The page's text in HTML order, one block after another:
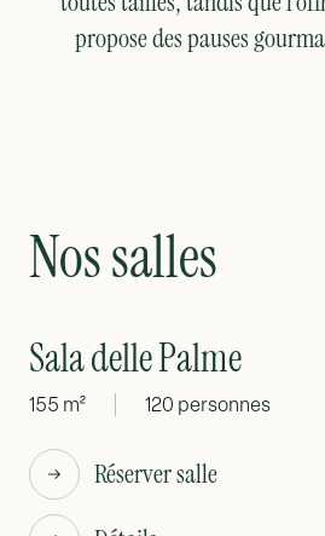
propose des pauses
Nos salles
Sala delle Palme
155 m² 120 personnes
Réserver salle